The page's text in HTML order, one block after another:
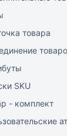
товара
SKU
- комплект